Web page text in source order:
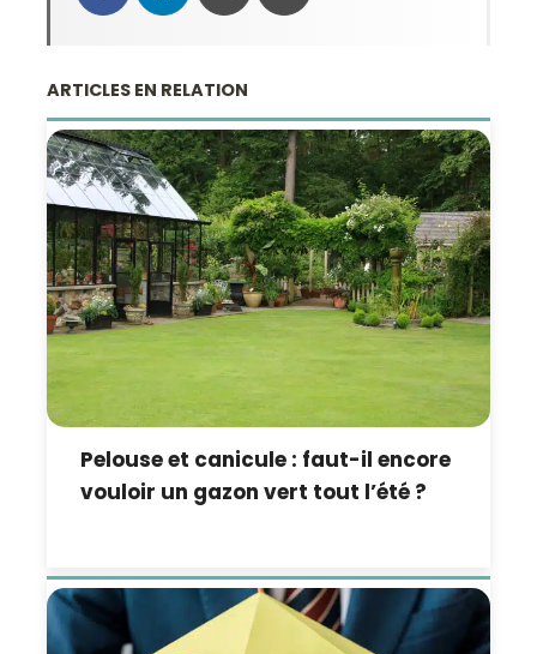
ARTICLES EN RELATION
Pelouse et canicule : faut-il encore
vouloir un gazon vert tout l’été ?